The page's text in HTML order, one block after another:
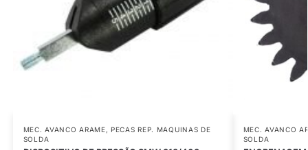
MEC. AVANCO ARAME, PECAS REP. MAQUINAS DE
SOLDA
MEC. AVANCO
SOLDA